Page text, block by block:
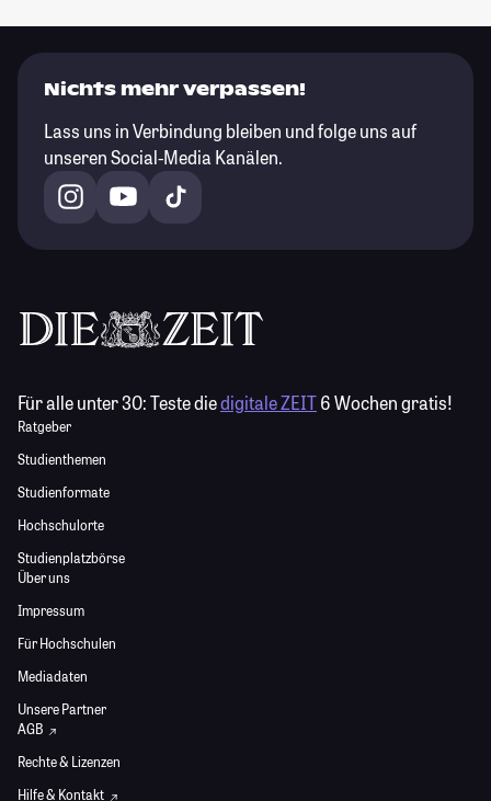
Nichts mehr verpassen!
Lass uns in Verbindung bleiben und folge uns auf
unseren Social-Media Kanälen.
Für alle unter 30:Teste diedigitale ZEIT6 Wochen gratis!
Ratgeber
Studienthemen
Studienformate
Hochschulorte
Studienplatzbörse
Über uns
Impressum
Für Hochschulen
Mediadaten
Unsere Partner
AGB
Rechte & Lizenzen
Hilfe & Kontakt